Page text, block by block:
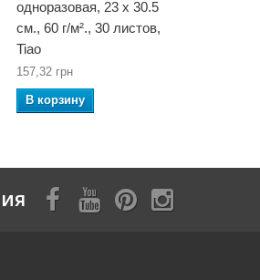
одноразовая, 23 x 30.5
см., 60 г/м²., 30 листов,
Tiao
157,32 грн
В корзину